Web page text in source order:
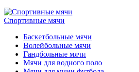
Спортивные мячи
Баскетбольные мячи
Волейбольные мячи
Гандбольные мячи
Мячи для водного поло